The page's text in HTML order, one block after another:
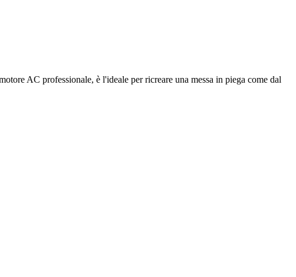
AC professionale, è l'ideale per ricreare una messa in piega come dal